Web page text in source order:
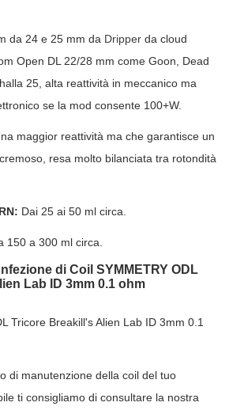
da 24 e 25 mm da Dripper da cloud
Open DL 22/28 mm come Goon, Dead
25, alta reattività in meccanico ma
se la mod consente 100+W.
maggior reattività ma che garantisce un
resa molto bilanciata tra rotondità
Dai 25 ai 50 ml circa.
150 a 300 ml circa.
di Coil SYMMETRY ODL
Lab ID 3mm 0.1 ohm
Tricore Breakill's Alien Lab ID 3mm 0.1
di manutenzione della coil del tuo
ti consigliamo di consultare la nostra